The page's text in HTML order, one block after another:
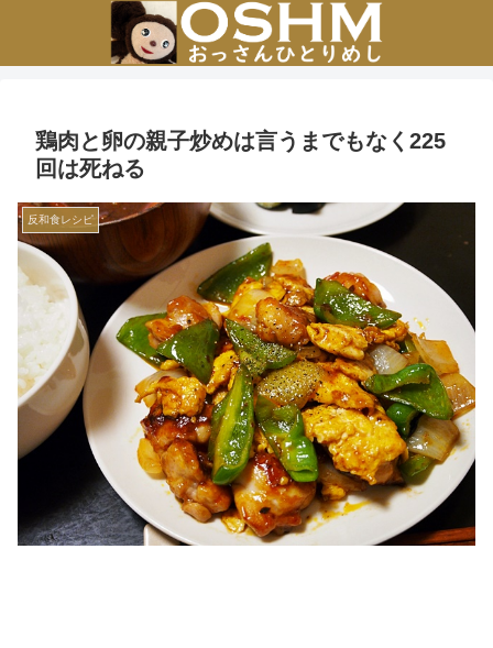
鶏肉と卵の親子炒めは言うまでもなく225
回は死ねる
反和食レシピ